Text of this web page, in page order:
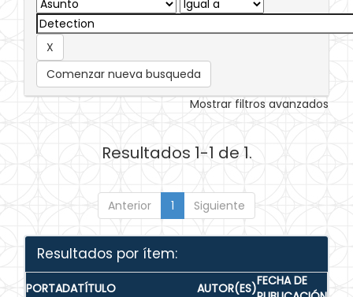
Comenzar nueva busqueda
Mostrar filtros avanzados
Resultados 1-1 de 1.
Anterior 1 Siguiente
Resultados por ítem:
PORTADATÍTULO AUTOR(ES)FECHA DE